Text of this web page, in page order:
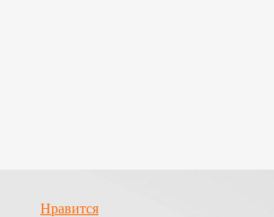
Нравится